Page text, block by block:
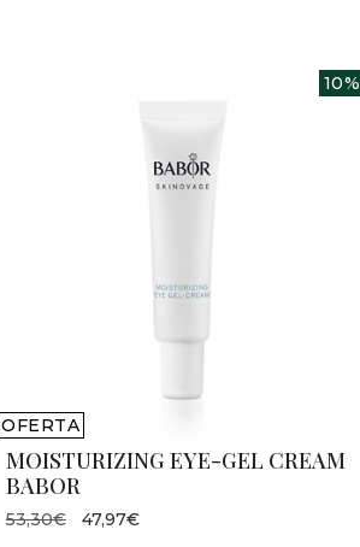
10%
OFERTA
MOISTURIZING EYE-GEL CREAM
BABOR
53,30€ 47,97€